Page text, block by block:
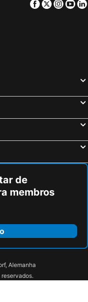
Facebook
Twitter
de
membros
Alemanha